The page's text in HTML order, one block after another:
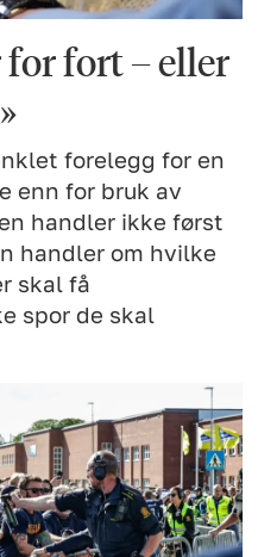
fort – eller
forelegg for en
enn for bruk av
handler ikke først
handler om hvilke
skal få
spor de skal